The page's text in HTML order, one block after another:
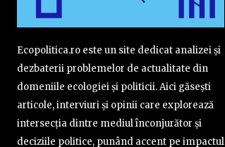
Ecopolitica.ro este un site dedicat analizei și
dezbaterii problemelor de actualitate din
domeniile ecologiei și politicii. Aici găsești
articole, interviuri și opinii care explorează
intersecția dintre mediul înconjurător și
deciziile politice, punând accent pe impactul